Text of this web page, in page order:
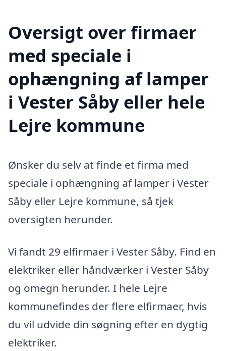
Oversigt over firmaer
med speciale i
ophængning af lamper
i Vester Såby eller hele
Lejre kommune
Ønsker du selv at finde et firma med
speciale i ophængning af lamper i Vester
Såby eller Lejre kommune, så tjek
oversigten herunder.
Vi fandt 29 elfirmaer i Vester Såby. Find en
elektriker eller håndværker i Vester Såby
og omegn herunder. I hele Lejre
kommunefindes der flere elfirmaer, hvis
du vil udvide din søgning efter en dygtig
elektriker.